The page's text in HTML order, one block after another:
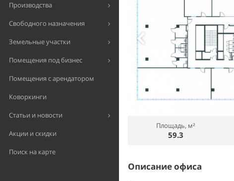
Производства
Свободного назначения
Земельные участки
Помещения под бизнес
Помещения с арендатором
Коворкинги
Статьи и новости
Акции и скидки
Поиск на карте
Площадь, м²
59.3
Описание офиса